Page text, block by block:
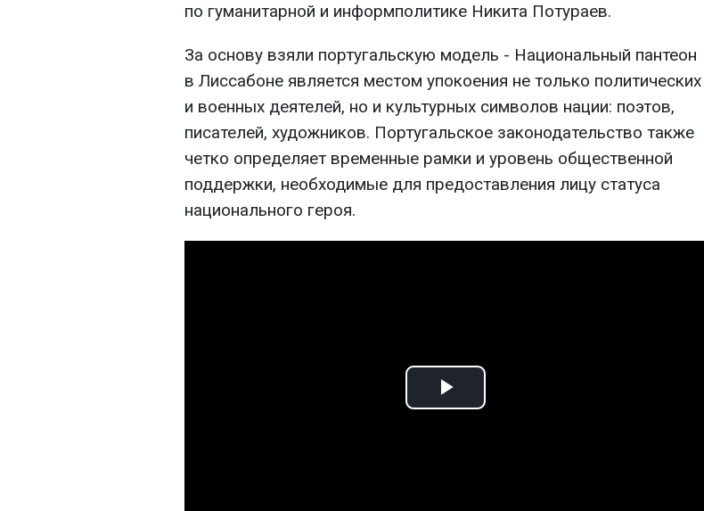
по гуманитарной и информполитике Никита Потураев.
За основу взяли португальскую модель - Национальный пантеон
в Лиссабоне является местом упокоения не только политических
и военных деятелей, но и культурных символов нации: поэтов,
писателей, художников. Португальское законодательство также
четко определяет временные рамки и уровень общественной
поддержки, необходимые для предоставления лицу статуса
национального героя.
Play